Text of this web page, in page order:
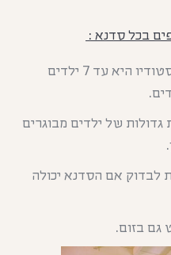
בכל סדנא :
כמות הילדים בסדנאות אצלי בסטודיו היא עד 7 ילדים
של ילדים מבוגרים
לבדוק אם הסדנא יכולה
גם בזום.